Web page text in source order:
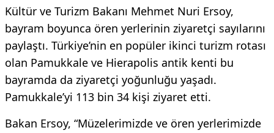
Kültür ve Turizm Bakanı Mehmet Nuri Ersoy,
bayram boyunca ören yerlerinin ziyaretçi sayılarını
paylaştı. Türkiye’nin en popüler ikinci turizm rotası
olan Pamukkale ve Hierapolis antik kenti bu
bayramda da ziyaretçi yoğunluğu yaşadı.
Pamukkale’yi 113 bin 34 kişi ziyaret etti.
Bakan Ersoy, “Müzelerimizde ve ören yerlerimizde